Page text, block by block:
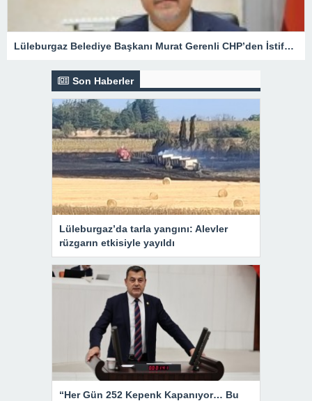
Lüleburgaz Belediye Başkanı Murat Gerenli CHP’den İstifa Etti
Son Haberler
Lüleburgaz’da tarla yangını: Alevler
rüzgarın etkisiyle yayıldı
“Her Gün 252 Kepenk Kapanıyor… Bu